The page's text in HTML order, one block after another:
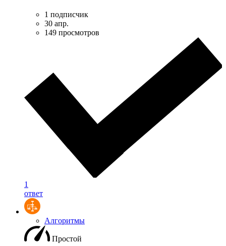
1 подписчик
30 апр.
149 просмотров
1
ответ
Алгоритмы
Простой